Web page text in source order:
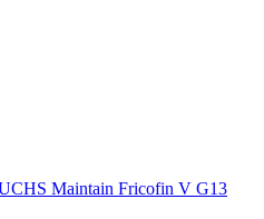
Maintain Fricofin V G13